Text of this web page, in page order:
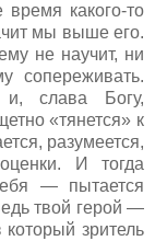
какого-то
мы выше его.
не научит, ни
сопереживать.
и, слава Богу,
«тянется» к
разумеется,
И тогда
— пытается
твой герой —
зритель